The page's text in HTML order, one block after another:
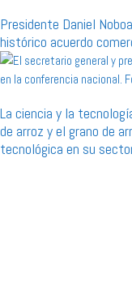
Presidente Daniel
histórico acuerdo
La ciencia y la
de arroz y el grano de
tecnológica en su